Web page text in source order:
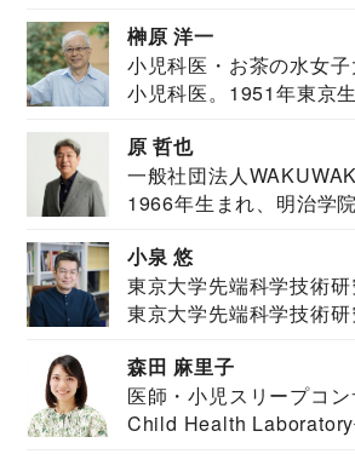
榊原 洋一
小児科医・お茶の水女
小児科医。1951年東京
原 哲也
一般社団法人
JAPAN代表・言語聴覚
1966年生まれ、明治学
小泉 悠
東京大学先端科学技術
東京大学先端科学技術
森田 麻里子
医師・小児スリープコン
Child Health